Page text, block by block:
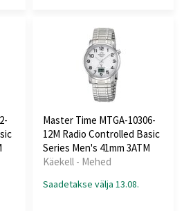
Master Time MTGA-10306-
12M Radio Controlled Basic
Series Men's 41mm 3ATM
Käekell - Mehed
Saadetakse välja 13.08.